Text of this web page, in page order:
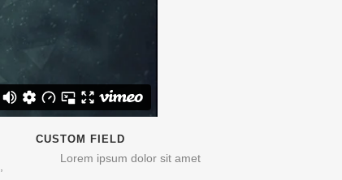
CUSTOM FIELD
Lorem ipsum dolor sit amet